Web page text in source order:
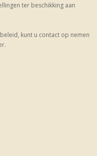
ter beschikking aan
kunt u contact op nemen